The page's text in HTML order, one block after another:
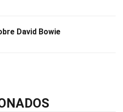
David Bowie